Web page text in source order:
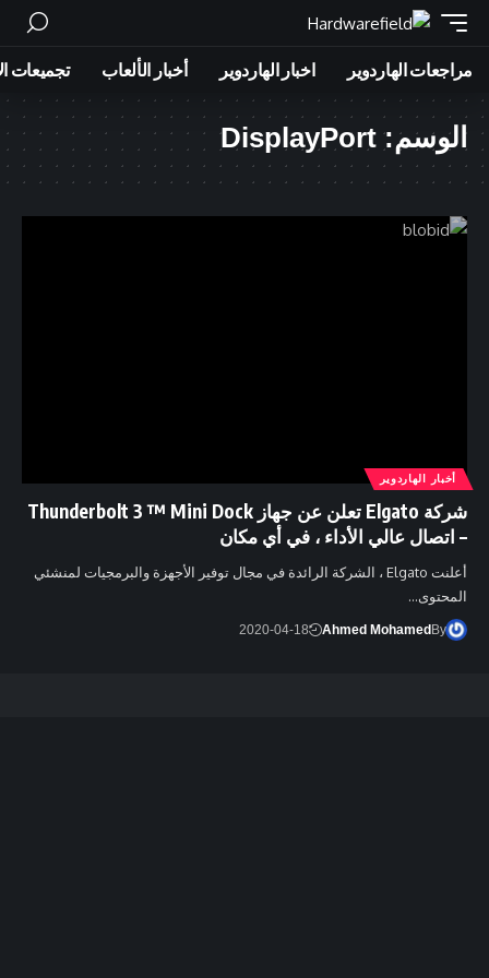
مراجعات الهاردوير اخبار الهاردوير أخبار الألعاب تجميعات
الوسم: DisplayPort
أخبار الهاردوير
شركة Elgato تعلن عن جهاز Thunderbolt 3 ™ Mini Dock
– اتصال عالي الأداء ، في أي مكان
أعلنت Elgato ، الشركة الرائدة في مجال توفير الأجهزة والبرمجيات لمنشئي
المحتوى…
By
Ahmed Mohamed
2020-04-18